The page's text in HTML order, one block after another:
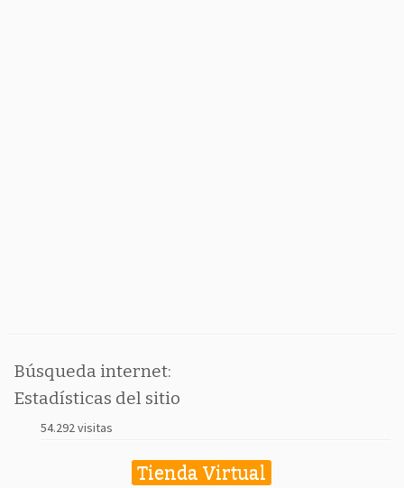
Búsqueda internet:
Estadísticas del sitio
54.292 visitas
Tienda Virtual